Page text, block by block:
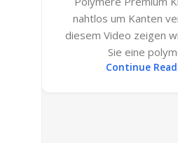
nahtlos um Kanten
diesem Video zeigen
Sie eine
Continue